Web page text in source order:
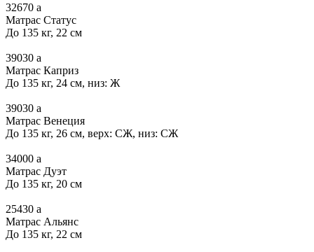
32670 a
Матрас Статус
До 135 кг, 22 см
39030 a
Матрас Каприз
До 135 кг, 24 см, низ: Ж
39030 a
Матрас Венеция
До 135 кг, 26 см, верх: СЖ, низ: СЖ
34000 a
Матрас Дуэт
До 135 кг, 20 см
25430 a
Матрас Альянс
До 135 кг, 22 см